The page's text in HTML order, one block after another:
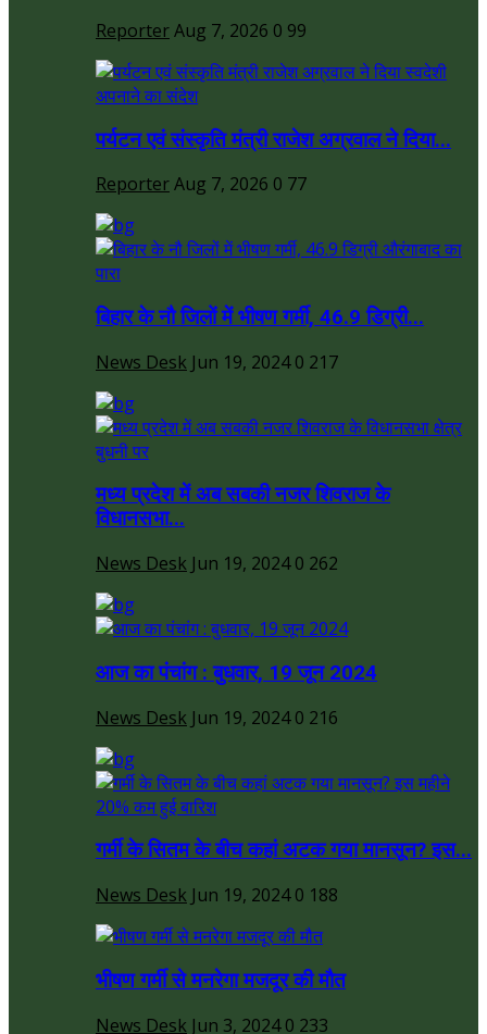
ReporterAug 7, 2026 0 99
पर्यटन एवं संस्कृति मंत्री राजेश अग्रवाल ने दिया...
ReporterAug 7, 2026 0 77
बिहार के नौ जिलों में भीषण गर्मी, 46.9 डिग्री...
News Desk Jun 19, 2024 0 217
मध्य प्रदेश में अब सबकी नजर शिवराज के
विधानसभा...
News Desk Jun 19, 2024 0 262
आज का पंचांग : बुधवार, 19 जून 2024
News Desk Jun 19, 2024 0 216
गर्मी के सितम के बीच कहां अटक गया मानसून? इस...
News Desk Jun 19, 2024 0 188
भीषण गर्मी से मनरेगा मजदूर की मौत
News Desk Jun 3, 2024 0 233